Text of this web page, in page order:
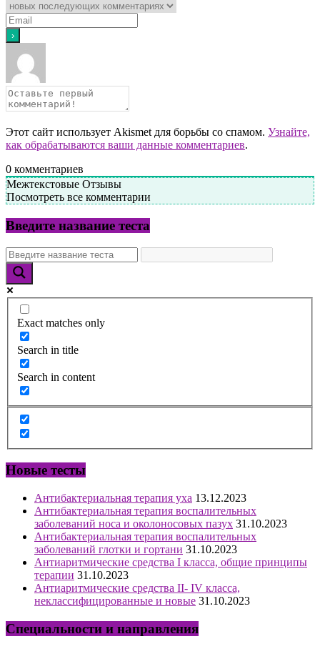
Этот сайт использует Akismet для борьбы со спамом. Узнайте,
как обрабатываются ваши данные комментариев.
0 комментариев
Межтекстовые Отзывы
Посмотреть все комментарии
Введите название теста
Exact matches only
Search in title
Search in content
Новые тесты
Антибактериальная терапия уха 13.12.2023
Антибактериальная терапия воспалительных
заболеваний носа и околоносовых пазух 31.10.2023
Антибактериальная терапия воспалительных
заболеваний глотки и гортани 31.10.2023
Антиаритмические средства I класса, общие принципы
терапии 31.10.2023
Антиаритмические средства II- IV класса,
неклассифицированные и новые 31.10.2023
Специальности и направления